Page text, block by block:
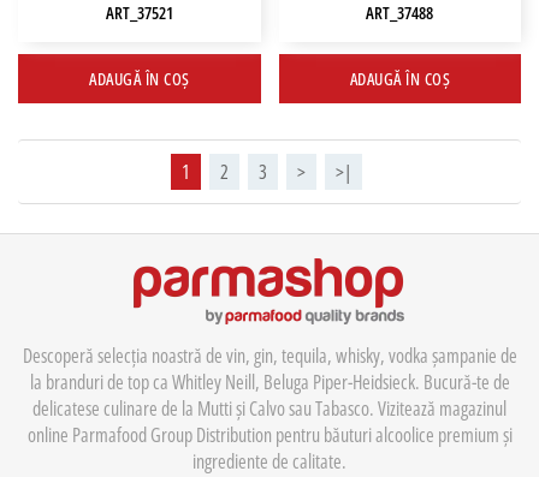
ART_37521
ADAUGĂ ÎN COȘ
ART_37488
ADAUGĂ ÎN COȘ
1 2 3 > >|
Descoperă selecția noastră de vin, gin, tequila, whisky, vodka șampanie de
la branduri de top ca Whitley Neill, Beluga Piper-Heidsieck. Bucură-te de
delicatese culinare de la Mutti și Calvo sau Tabasco. Vizitează magazinul
online Parmafood Group Distribution pentru băuturi alcoolice premium și
ingrediente de calitate.